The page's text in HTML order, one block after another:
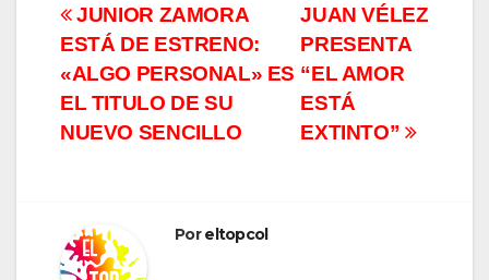
Navegación
de
entradas
JUAN VÉLEZ
PRESENTA
“EL AMOR
ESTÁ
EXTINTO”
JUNIOR ZAMORA
ESTÁ DE ESTRENO:
«ALGO PERSONAL» ES
EL TITULO DE SU
NUEVO SENCILLO
Poreltopcol